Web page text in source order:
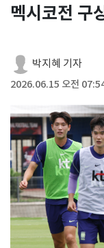
멕시코전 구
박지혜 기자
2026.06.15 오전